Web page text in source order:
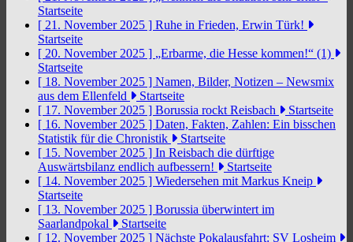
Startseite
[ 21. November 2025 ] Ruhe in Frieden, Erwin Türk!
Startseite
[ 20. November 2025 ] „Erbarme, die Hesse kommen!“ (1)
Startseite
[ 18. November 2025 ] Namen, Bilder, Notizen – Newsmix
aus dem Ellenfeld
Startseite
[ 17. November 2025 ] Borussia rockt Reisbach
Startseite
[ 16. November 2025 ] Daten, Fakten, Zahlen: Ein bisschen
Statistik für die Chronistik
Startseite
[ 15. November 2025 ] In Reisbach die dürftige
Auswärtsbilanz endlich aufbessern!
Startseite
[ 14. November 2025 ] Wiedersehen mit Markus Kneip
Startseite
[ 13. November 2025 ] Borussia überwintert im
Saarlandpokal
Startseite
[ 12. November 2025 ] Nächste Pokalausfahrt: SV Losheim